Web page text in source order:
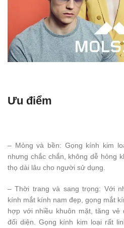
Ưu điểm
– Mỏng và bền: Gọng kính kim
nhưng chắc chắn, không dễ hỏng
thọ dài lâu cho người sử dụng.
– Thời trang và sang trọng: Với
kính mắt kính nam đẹp, gọng mắt
hợp với nhiều khuôn mặt, tăng
đối diện. Gọng kính kim loại rất